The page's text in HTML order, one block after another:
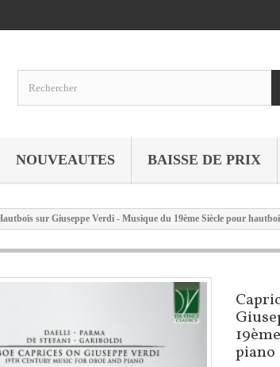
NOUVEAUTES BAISSE DE PRIX
sur Giuseppe Verdi - Musique du 19ème Siècle pour
piano